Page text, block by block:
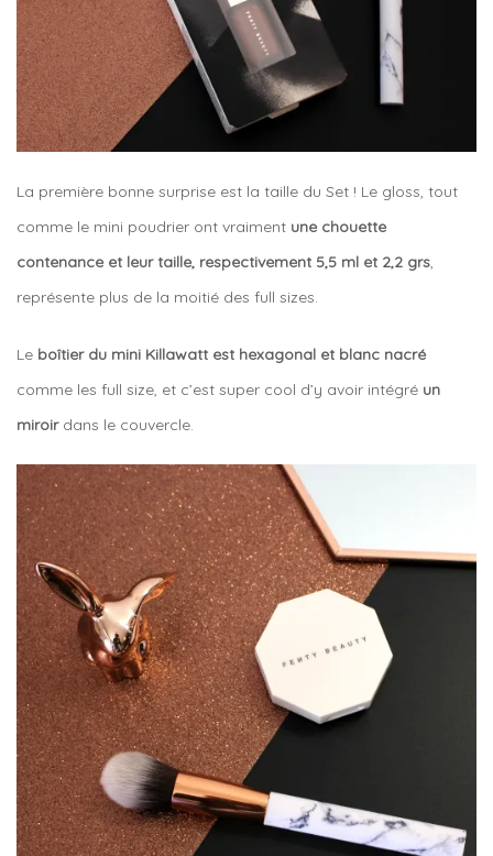
La première bonne surprise est la taille du Set ! Le gloss, tout
comme le mini poudrier ont vraiment une chouette
contenance et leur taille, respectivement 5,5 ml et 2,2 grs,
représente plus de la moitié des full sizes.
Le boîtier du mini Killawatt est hexagonal et blanc nacré
comme les full size, et c’est super cool d’y avoir intégré un
miroirdans le couvercle.